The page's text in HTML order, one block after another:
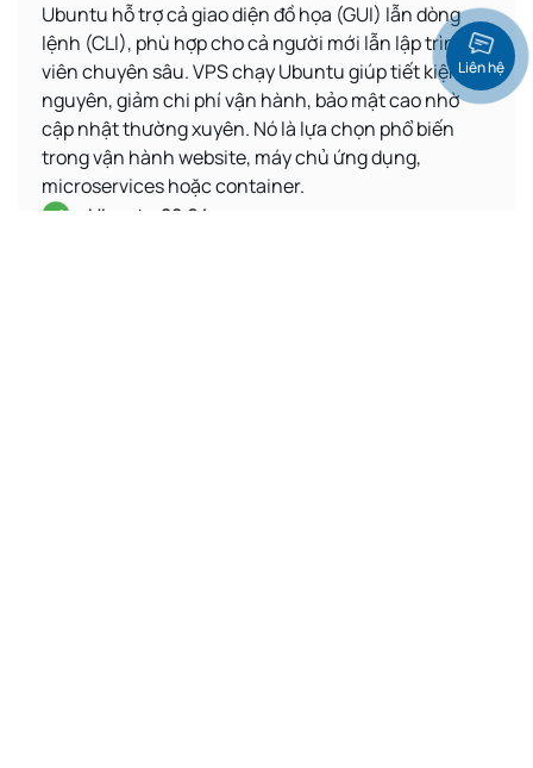
Ubuntu hỗ trợ cả giao diện đồ họa (GUI) lẫn dòng
lệnh (CLI), phù hợp cho cả người mới lẫn lập trình
viên chuyên sâu. VPS chạy Ubuntu giúp tiết kiệm tài
nguyên, giảm chi phí vận hành, bảo mật cao nhờ
cập nhật thường xuyên. Nó là lựa chọn phổ biến
trong vận hành website, máy chủ ứng dụng,
microservices hoặc container.
Ubuntu 22.04
Liên hệ